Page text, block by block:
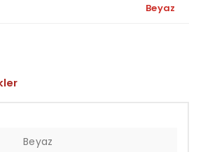
Beyaz
Beyaz